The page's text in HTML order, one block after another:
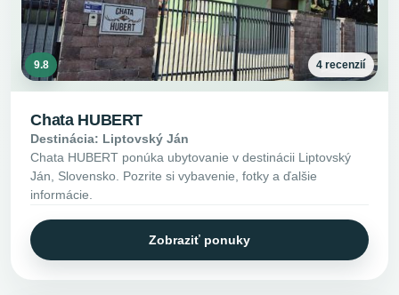
9.8 4 recenzií
Chata HUBERT
Destinácia: Liptovský Ján
Chata HUBERT ponúka ubytovanie v destinácii Liptovský
Ján, Slovensko. Pozrite si vybavenie, fotky a ďalšie
informácie.
Zobraziť ponuky